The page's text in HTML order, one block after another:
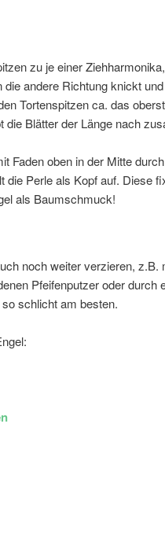
zu je einer
andere Richtung knickt
Tortenspitzen ca. das
die Blätter der Länge nach
Faden oben in der Mitte
die Perle als Kopf auf. Diese
als Baumschmuck!
noch weiter verzieren, z.B.
Pfeifenputzer oder durch
schlicht am besten.